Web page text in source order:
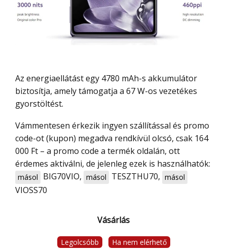
Az energiaellátást egy 4780 mAh-s akkumulátor
biztosítja, amely támogatja a 67 W-os vezetékes
gyorstöltést.
Vámmentesen érkezik ingyen szállítással és promo
code-ot (kupon) megadva rendkívül olcsó, csak 164
000 Ft – a promo code a termék oldalán, ott
érdemes aktiválni, de jelenleg ezek is használhatók:
másol BIG70VIO, másol TESZTHU70, másol
VIOSS70
Vásárlás
Legolcsóbb Ha nem elérhető